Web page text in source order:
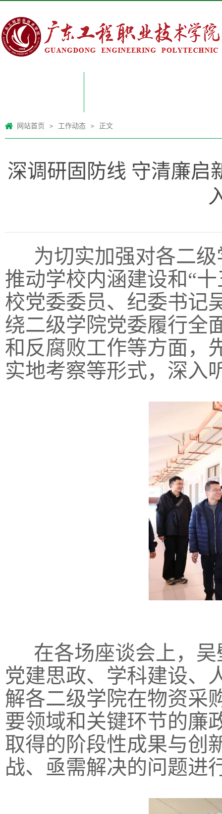
网站首页 > 工作动态 > 正文
深调研固防线 守清廉
为切实加强对各二
推动学校内涵建设和“
校党委委员、纪委书记
绕二级学院党委履行全
和反腐败工作等方面，
实地考察等形式，深入
在各场座谈会上，
党建思政、学科建设、
解各二级学院在物资采
要领域和关键环节的廉
取得的阶段性成果与创
战、亟需解决的问题进